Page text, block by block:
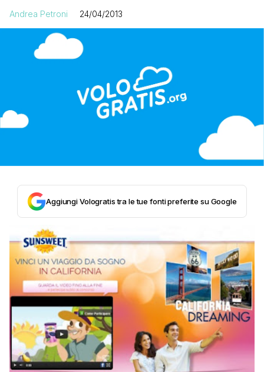
Andrea Petroni 24/04/2013
Aggiungi Vologratis tra le tue fonti preferite su Google